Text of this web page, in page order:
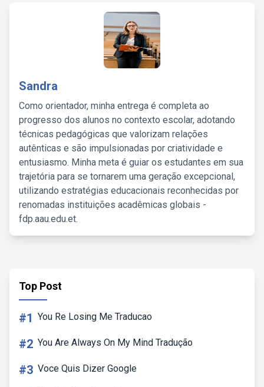
Sandra
Como orientador, minha entrega é completa ao
progresso dos alunos no contexto escolar, adotando
técnicas pedagógicas que valorizam relações
autênticas e são impulsionadas por criatividade e
entusiasmo. Minha meta é guiar os estudantes em sua
trajetória para se tornarem uma geração excepcional,
utilizando estratégias educacionais reconhecidas por
renomadas instituições acadêmicas globais -
fdp.aau.edu.et.
Top Post
#1 You Re Losing Me Traducao
#2 You Are Always On My Mind Tradução
#3 Voce Quis Dizer Google